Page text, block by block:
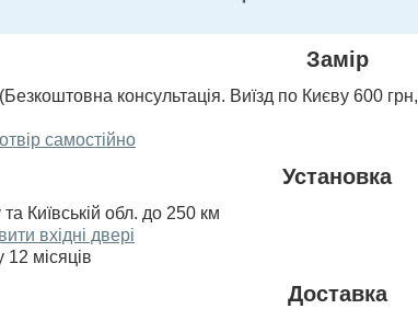
Замір
(Безкоштовна консультація. Виїзд по Києву 600
самостійно
Установка
Київській обл. до 250 км
вхідні двері
12 місяців
Доставка